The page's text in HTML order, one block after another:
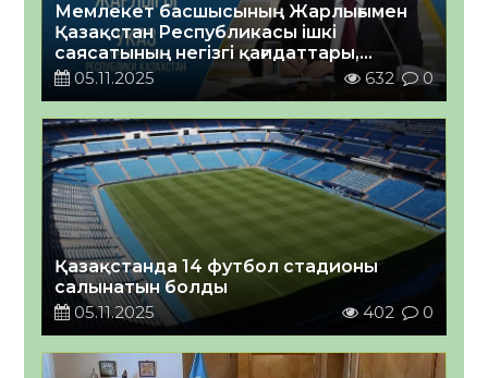
Мемлекет басшысының Жарлығымен
Қазақстан Республикасы ішкі
саясатының негізгі қағидаттары,
құндылықтары мен бағыттары бекітілді
05.11.2025 632 0
Қазақстанда 14 футбол стадионы
салынатын болды
05.11.2025
402 0